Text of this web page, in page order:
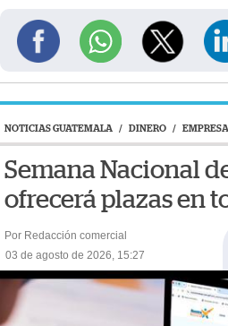
NOTICIAS GUATEMALA / DINERO /
Semana Nacional
ofrecerá plazas en
Por Redacción comercial
03 de agosto de 2026, 15:27